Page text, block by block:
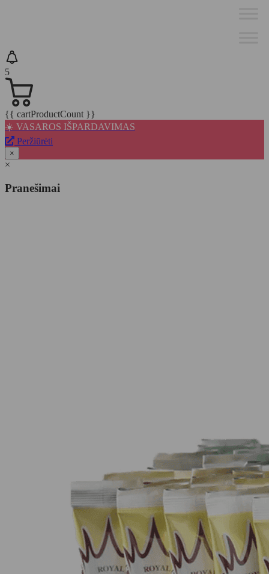
5
{{ cartProductCount }}
☀️ VASAROS IŠPARDAVIMAS
Peržiūrėti
×
×
Pranešimai